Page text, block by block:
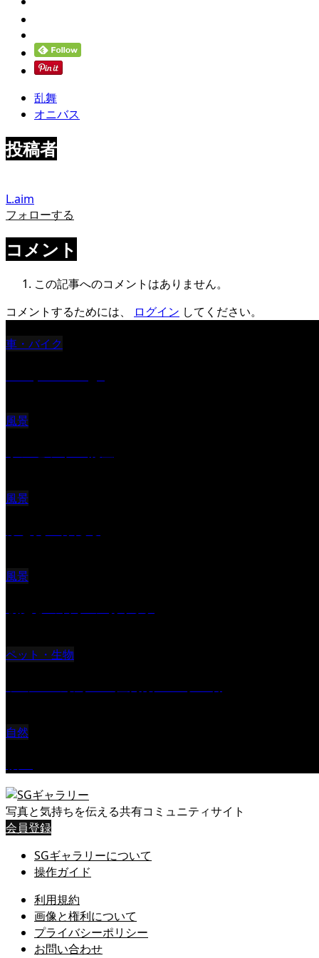
乱舞
オニバス
投稿者
L.aim
フォローする
コメント
この記事へのコメントはありません。
コメントするためには、
ログイン してください。
車・バイク
風景
風景
風景
ペット・生物
自然
写真と気持ちを伝える共有コミュニティサイト
会員登録
SGギャラリーについて
操作ガイド
利用規約
画像と権利について
プライバシーポリシー
お問い合わせ